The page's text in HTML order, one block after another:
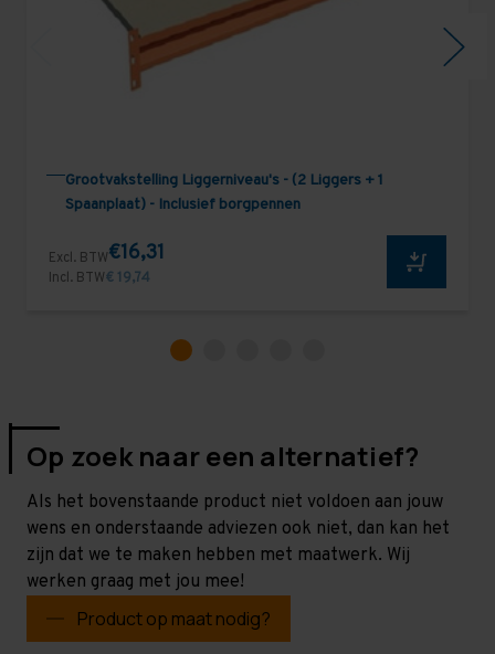
Grootvakstelling Liggerniveau's - (2 Liggers + 1
Spaanplaat) - Inclusief borgpennen
Excl. BTW€16,31
Incl. BTW€ 19,74
Op zoek naar een alternatief?
Als het bovenstaande product niet voldoen aan jouw
wens en onderstaande adviezen ook niet, dan kan het
zijn dat we te maken hebben met maatwerk. Wij
werken graag met jou mee!
Product op maat nodig?